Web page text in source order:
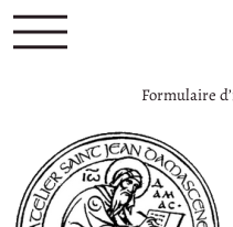
Formulaire